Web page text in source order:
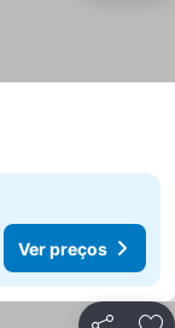
Ver preços